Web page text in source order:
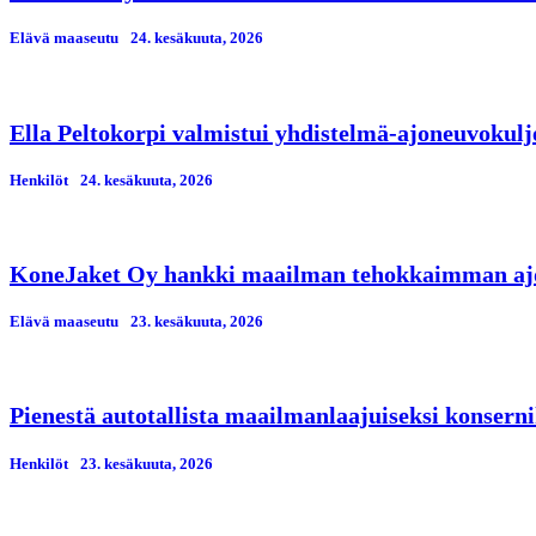
Elävä maaseutu 24. kesäkuuta, 2026
Ella Peltokorpi valmistui yhdistelmä-
Henkilöt 24. kesäkuuta, 2026
KoneJaket Oy hankki maailman tehokkaimman
Elävä maaseutu 23. kesäkuuta, 2026
Pienestä autotallista maailmanlaajuiseksi
Henkilöt 23. kesäkuuta, 2026